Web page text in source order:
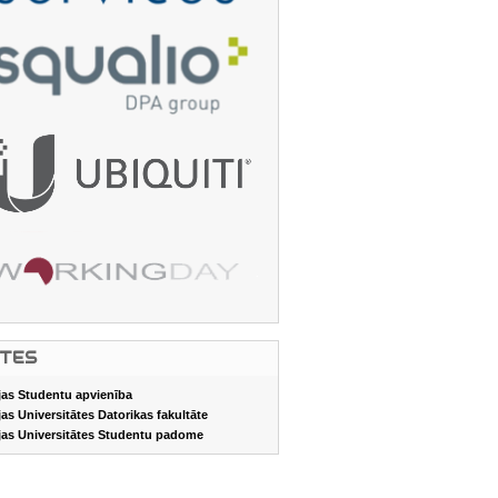
Studentu apvienība
Universitātes Datorikas fakultāte
Universitātes Studentu padome